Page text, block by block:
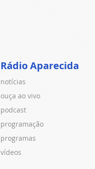
Rádio Aparecida
notícias
ouça ao vivo
podcast
programação
programas
vídeos